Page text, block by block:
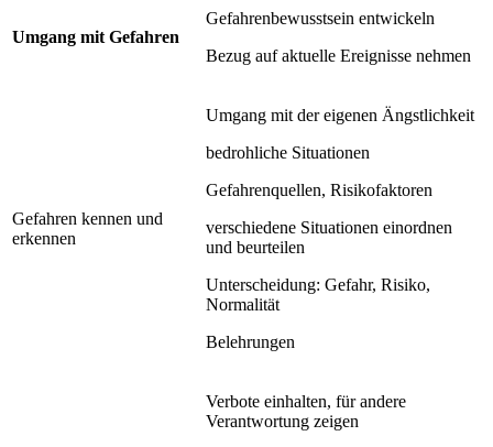
Umgang mit Gefahren
Gefahrenbewusstsein entwickeln
Bezug auf aktuelle Ereignisse nehmen
Gefahren kennen und
erkennen
Umgang mit der eigenen Ängstlichkeit
bedrohliche Situationen
Gefahrenquellen, Risikofaktoren
verschiedene Situationen einordnen
und beurteilen
Unterscheidung: Gefahr, Risiko,
Normalität
Belehrungen
Verbote einhalten, für andere
Verantwortung zeigen